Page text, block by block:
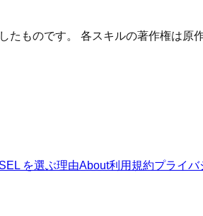
ものです。 各スキルの著作権は原
を選ぶ理由About利用規約プライバ